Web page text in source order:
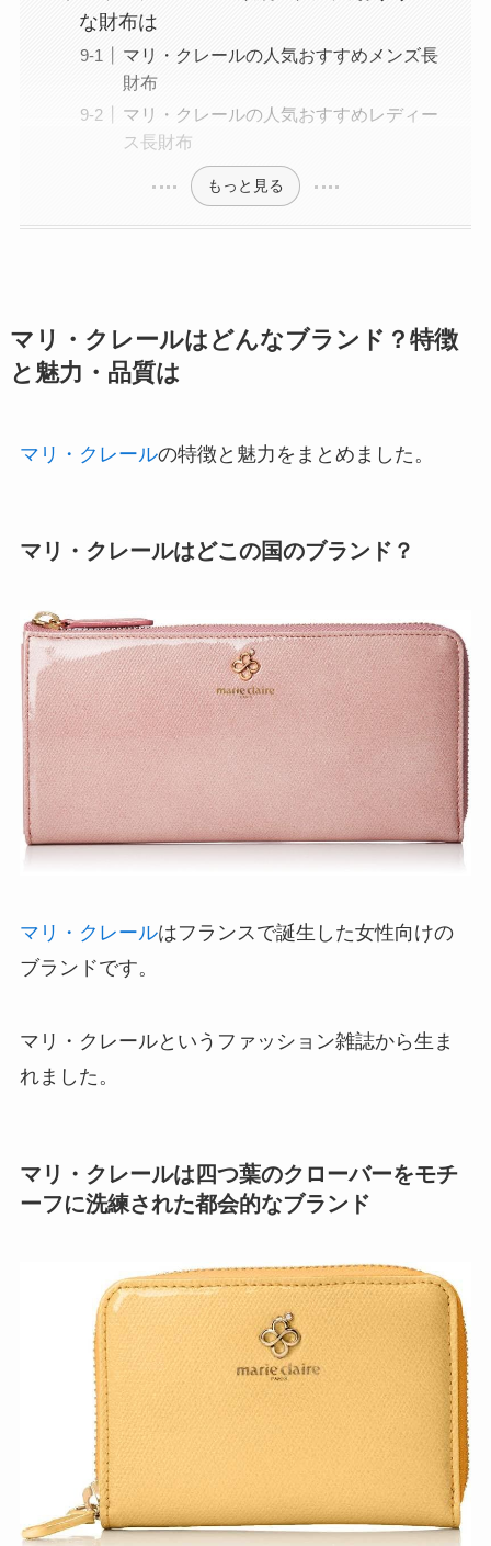
な財布は
マリ・クレールの人気おすすめメンズ長
財布
マリ・クレールの人気おすすめレディー
ス長財布
もっと見る
マリ・クレールはどんなブランド？特徴
と魅力・品質は
マリ・クレールの特徴と魅力をまとめました。
マリ・クレールはどこの国のブランド？
マリ・クレールはフランスで誕生した女性向けの
ブランドです。
マリ・クレールというファッション雑誌から生ま
れました。
マリ・クレールは四つ葉のクローバーをモチ
ーフに洗練された都会的なブランド